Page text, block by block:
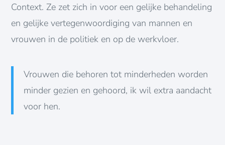
Context. Ze zet zich in voor een gelijke behandeling
en gelijke vertegenwoordiging van mannen en
vrouwen in de politiek en op de werkvloer.
Vrouwen die behoren tot minderheden worden
minder gezien en gehoord, ik wil extra aandacht
voor hen.